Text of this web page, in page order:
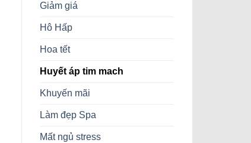
Giảm giá
Hô Hấp
Hoa tết
Huyết áp tim mach
Khuyến mãi
Làm đẹp Spa
Mất ngủ stress